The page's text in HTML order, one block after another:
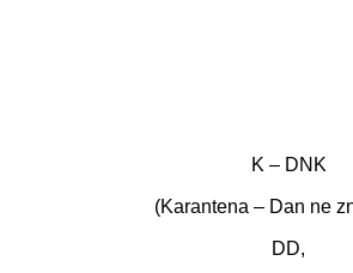
K – DNK
(Karantena – Dan ne
DD,